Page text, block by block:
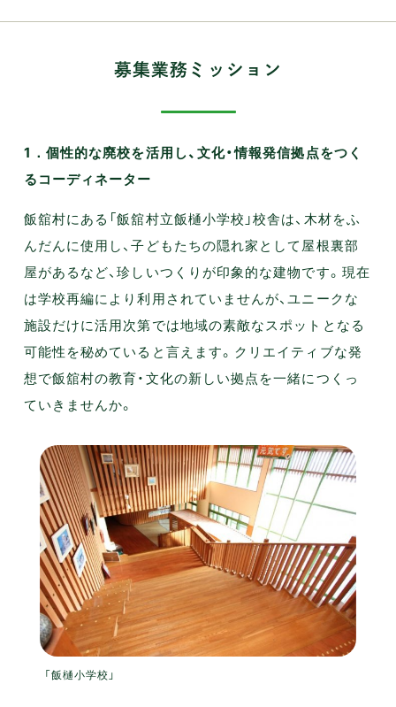
募集業務ミッション
1．個性的な廃校を活用し、文化・情報発信拠点をつく
るコーディネーター
飯舘村にある「飯舘村立飯樋小学校」校舎は、木材をふ
んだんに使用し、子どもたちの隠れ家として屋根裏部
屋があるなど、珍しいつくりが印象的な建物です。現在
は学校再編により利用されていませんが、ユニークな
施設だけに活用次第では地域の素敵なスポットとなる
可能性を秘めていると言えます。クリエイティブな発
想で飯舘村の教育・文化の新しい拠点を一緒につくっ
ていきませんか。
「飯樋小学校」